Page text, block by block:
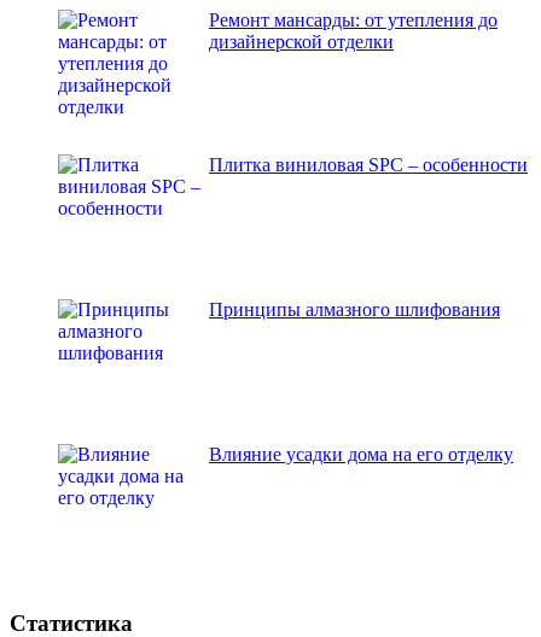
Ремонт мансарды: от утепления до
дизайнерской отделки
Плитка виниловая SPC – особенности
Принципы алмазного шлифования
Влияние усадки дома на его отделку
Статистика